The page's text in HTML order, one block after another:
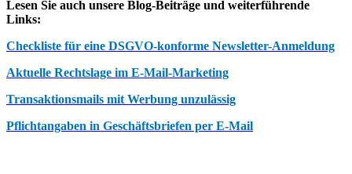
Lesen Sie auch unsere Blog-Beiträge und weiterführende
Links:
Checkliste für eine DSGVO-konforme Newsletter-Anmeldung
Aktuelle Rechtslage im E-Mail-Marketing
Transaktionsmails mit Werbung unzulässig
Pflichtangaben in Geschäftsbriefen per E-Mail